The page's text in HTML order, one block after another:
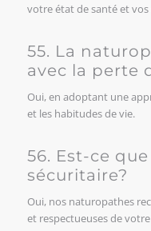
votre état de santé et vos
55. La
avec la perte
Oui, en adoptant une
et les habitudes de vie.
56. Est-ce
sécuritaire?
Oui, nos naturopathes
et respectueuses de